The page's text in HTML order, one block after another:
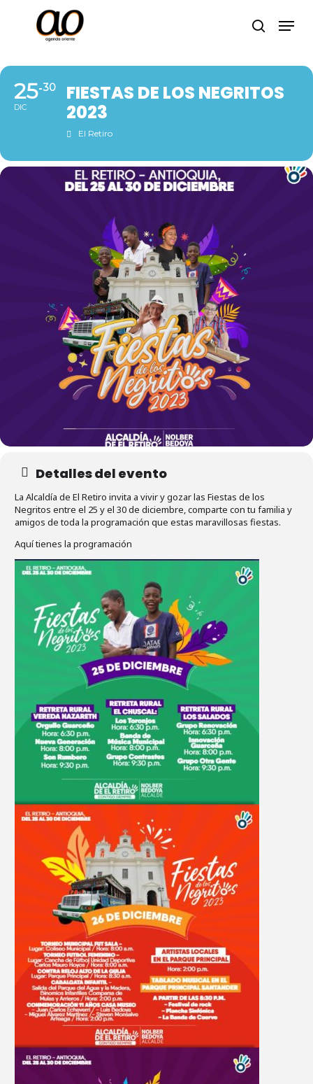
content
search
25
DIC
30
FIESTAS DE LOS NEGRITOS
2023
El Retiro
Detalles del evento
La Alcaldía de El Retiro invita a vivir y gozar las Fiestas de los
Negritos entre el 25 y el 30 de diciembre, comparte con tu familia y
amigos de toda la programación que estas maravillosas fiestas.
Aquí tienes la programación